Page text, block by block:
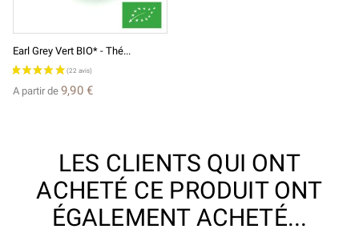
Earl Grey Vert BIO* - Thé...
A partir de 9,90 €
LES CLIENTS QUI ONT
ACHETÉ CE PRODUIT ONT
ÉGALEMENT ACHETÉ...